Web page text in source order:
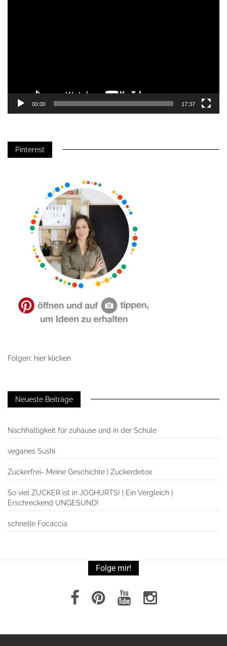
00:00 17:37
Pinterest
Folgen: hier klicken
Neueste Beiträge
Nachhaltigkeit für zuhause und in der Schule
veganes Sushi
Zuckerfrei- Meine Geschichte | Zuckerdetox
So viel ZUCKER ist in JOGHURTS! | Ein Vergleich |
Erschreckend UNGESUND!
schnelle Focaccia
Folge mir!